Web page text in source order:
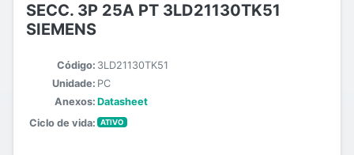
SECC. 3P 25A PT 3LD21130TK51
SIEMENS
Código: 3LD21130TK51
Unidade: PC
Anexos: Datasheet
Ciclo de vida:
ATIVO